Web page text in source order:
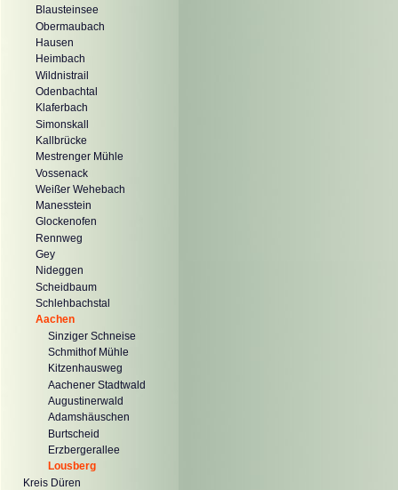
Blausteinsee
Obermaubach
Hausen
Heimbach
Wildnistrail
Odenbachtal
Klaferbach
Simonskall
Kallbrücke
Mestrenger Mühle
Vossenack
Weißer Wehebach
Manesstein
Glockenofen
Rennweg
Gey
Nideggen
Scheidbaum
Schlehbachstal
Aachen
Sinziger Schneise
Schmithof Mühle
Kitzenhausweg
Aachener Stadtwald
Augustinerwald
Adamshäuschen
Burtscheid
Erzbergerallee
Lousberg
Kreis Düren